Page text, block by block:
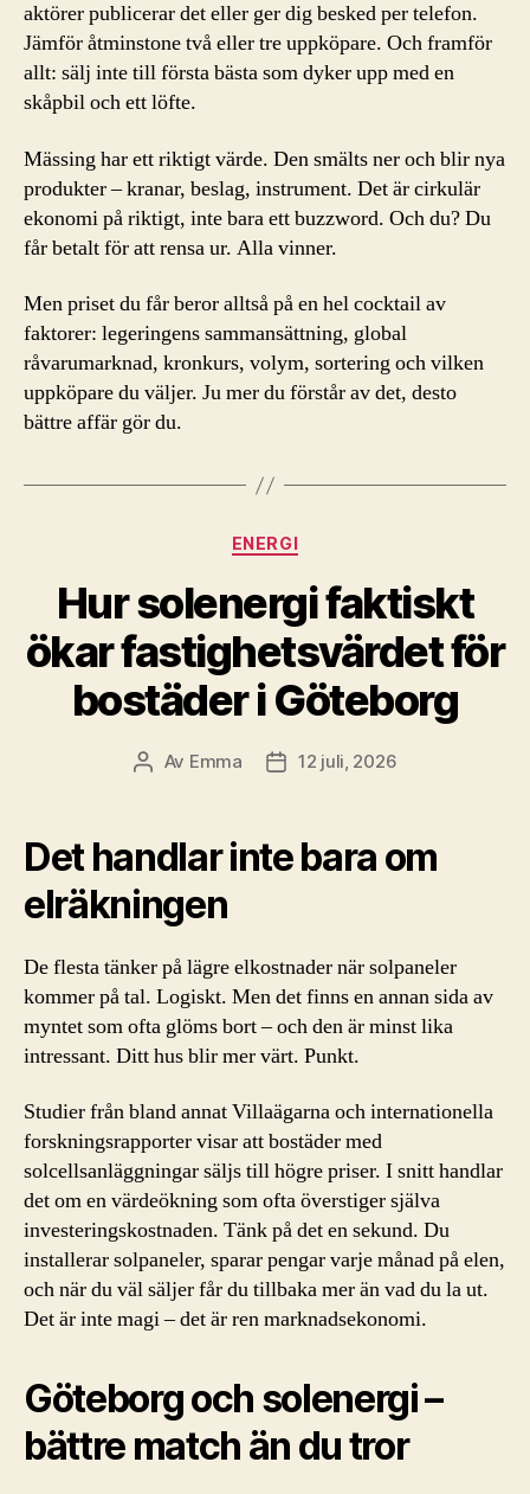
aktörer publicerar det eller ger dig besked per telefon.
Jämför åtminstone två eller tre uppköpare. Och framför
allt: sälj inte till första bästa som dyker upp med en
skåpbil och ett löfte.
Mässing har ett riktigt värde. Den smälts ner och blir nya
produkter – kranar, beslag, instrument. Det är cirkulär
ekonomi på riktigt, inte bara ett buzzword. Och du? Du
får betalt för att rensa ur. Alla vinner.
Men priset du får beror alltså på en hel cocktail av
faktorer: legeringens sammansättning, global
råvarumarknad, kronkurs, volym, sortering och vilken
uppköpare du väljer. Ju mer du förstår av det, desto
bättre affär gör du.
Kategorier
ENERGI
Hur solenergi faktiskt
ökar fastighetsvärdet för
bostäder i Göteborg
Inläggsförfattare
Av Emma Inläggsdatum
12 juli, 2026
Det handlar inte bara om
elräkningen
De flesta tänker på lägre elkostnader när solpaneler
kommer på tal. Logiskt. Men det finns en annan sida av
myntet som ofta glöms bort – och den är minst lika
intressant. Ditt hus blir mer värt. Punkt.
Studier från bland annat Villaägarna och internationella
forskningsrapporter visar att bostäder med
solcellsanläggningar säljs till högre priser. I snitt handlar
det om en värdeökning som ofta överstiger själva
investeringskostnaden. Tänk på det en sekund. Du
installerar solpaneler, sparar pengar varje månad på elen,
och när du väl säljer får du tillbaka mer än vad du la ut.
Det är inte magi – det är ren marknadsekonomi.
Göteborg och solenergi –
bättre match än du tror